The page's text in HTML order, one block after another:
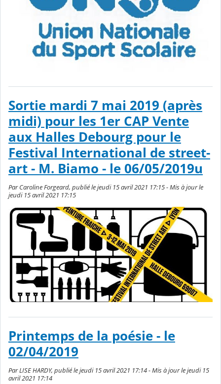
Sortie mardi 7 mai 2019 (après
midi) pour les 1er CAP Vente
aux Halles Debourg pour le
Festival International de street-
art - M. Biamo - le 06/05/2019u
Par Caroline Forgeard, publié le jeudi 15 avril 2021 17:15 - Mis à jour le
jeudi 15 avril 2021 17:15
Printemps de la poésie - le
02/04/2019
Par LISE HARDY, publié le jeudi 15 avril 2021 17:14 - Mis à jour le jeudi 15
avril 2021 17:14